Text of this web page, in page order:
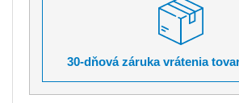
30-dňová záruka vrátenia tovaru